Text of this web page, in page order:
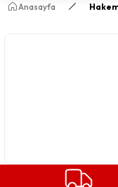
Anasayfa